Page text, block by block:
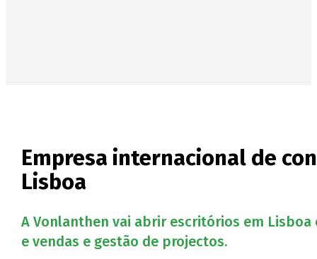
Empresa internacional de
Lisboa
A Vonlanthen vai abrir escritórios em Lisboa
e vendas e gestão de projectos.